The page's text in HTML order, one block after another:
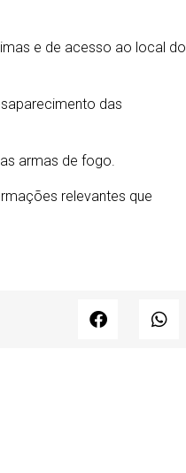
e de acesso ao local do
das
armas de fogo.
relevantes que